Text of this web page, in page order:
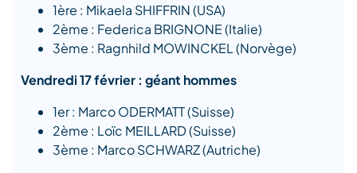
1ère : Mikaela SHIFFRIN (USA)
2ème : Federica BRIGNONE (Italie)
3ème : Ragnhild MOWINCKEL (Norvège)
Vendredi 17 février : géant hommes
1er : Marco ODERMATT (Suisse)
2ème : Loïc MEILLARD (Suisse)
3ème : Marco SCHWARZ (Autriche)